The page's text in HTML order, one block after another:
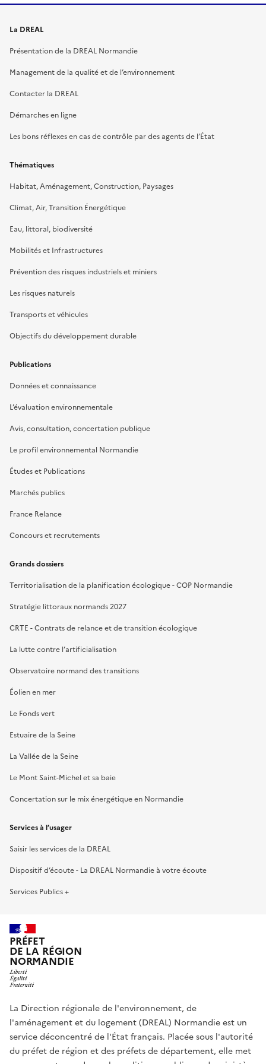
La DREAL
Présentation de la DREAL Normandie
Management de la qualité et de l’environnement
Contacter la DREAL
Démarches en ligne
Les bons réflexes en cas de contrôle par des agents de l’État
Thématiques
Habitat, Aménagement, Construction, Paysages
Climat, Air, Transition Énergétique
Eau, littoral, biodiversité
Mobilités et Infrastructures
Prévention des risques industriels et miniers
Les risques naturels
Transports et véhicules
Objectifs du développement durable
Publications
Données et connaissance
L’évaluation environnementale
Avis, consultation, concertation publique
Le profil environnemental Normandie
Études et Publications
Marchés publics
France Relance
Concours et recrutements
Grands dossiers
Territorialisation de la planification écologique - COP Normandie
Stratégie littoraux normands 2027
CRTE - Contrats de relance et de transition écologique
La lutte contre l’artificialisation
Observatoire normand des transitions
Éolien en mer
Le Fonds vert
Estuaire de la Seine
La Vallée de la Seine
Le Mont Saint-Michel et sa baie
Concertation sur le mix énergétique en Normandie
Services à l’usager
Saisir les services de la DREAL
Dispositif d’écoute - La DREAL Normandie à votre écoute
Services Publics +
PRÉFET
DE LA RÉGION
NORMANDIE
La Direction régionale de l'environnement, de
l'aménagement et du logement (DREAL) Normandie est un
service déconcentré de l'État français. Placée sous l'autorité
du préfet de région et des préfets de département, elle met